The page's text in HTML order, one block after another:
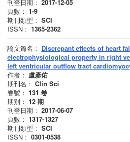
刊登日期： 2017-12-05
頁數： 1-9
期刊類型： SCI
ISSN： 1365-2362
論文篇名： Discrepant effects of heart
electrophysiological property in right
left ventricular outflow tract
作者： 盧彥佑
期刊名： Clin Sci
卷號： 131 卷
期別： 12 期
刊登日期： 2017-06-07
頁數： 1317-1327
期刊類型： SCI
ISSN： 0301-0538